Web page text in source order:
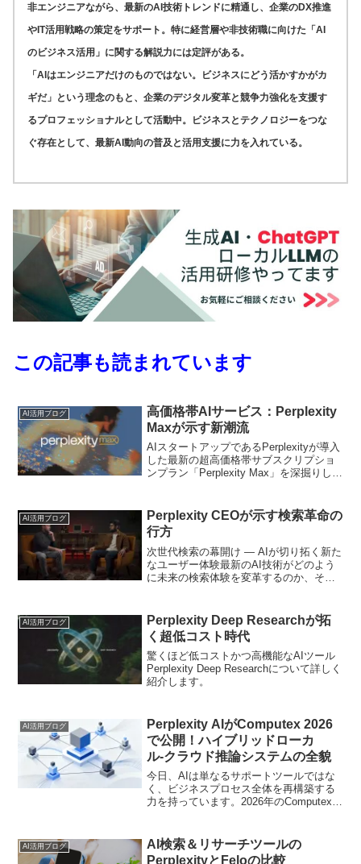
非エンジニアながら、最新のAI技術トレンドに精通し、企業のDX推進
やIT活用戦略の策定をサポート。特に経営層や非技術職に向けた「AI
のビジネス活用」に関する解説力には定評がある。
「AIはエンジニアだけのものではない。ビジネスにどう活かすかがカ
ギだ」という理念のもと、企業のデジタル変革と競争力強化を支援す
るプロフェッショナルとして活動中。ビジネスとテクノロジーをつな
ぐ存在として、最新AI動向の普及と活用支援に力を入れている。
この記事も読まれています
AI活用ブログ
高価格帯AIサービス：Perplexity
Maxが示す新潮流
AIスタートアップであるPerplexityが導入
した最新の超高価格帯サブスクリプショ
ンプラン「Perplexity Max」を深掘りして
AI活用ブログ
Perplexity CEOが示す検索革命の
行方
次世代検索の幕開け ― AIが切り拓く新た
なユーザー体験最新のAI技術がどのよう
に未来の検索体験を変革するのか、その
や実践的なプロダクト作りの裏側に...
AI活用ブログ
Perplexity Deep Researchが拓
く超低コスト時代
驚くほど低コストかつ高機能なAIツール
Perplexity Deep Researchについて詳しく
紹介します。
AI活用ブログ
Perplexity AIがComputex 2026
で公開！ハイブリッドローカ
ル‑クラウド推論システムの全貌
今日、AIは単なるサポートツールではな
く、ビジネスプロセス全体を再構築する
力を持っています。2026年のComputexで
プライバシーとコスト効率の両立...
AI活用ブログ
AI検索＆リサーチツールの
PerplexityとFeloの比較